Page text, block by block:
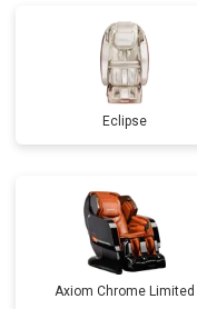
Eclipse
Axiom Chrome Limited